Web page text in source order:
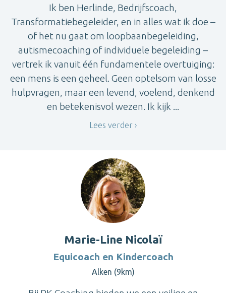
Ik ben Herlinde, Bedrijfscoach,
Transformatiebegeleider, en in alles wat ik doe –
of het nu gaat om loopbaanbegeleiding,
autismecoaching of individuele begeleiding –
vertrek ik vanuit één fundamentele overtuiging:
een mens is een geheel. Geen optelsom van losse
hulpvragen, maar een levend, voelend, denkend
en betekenisvol wezen. Ik kijk ...
Lees verder
Marie-Line Nicolaï
Equicoach en Kindercoach
Alken (9km)